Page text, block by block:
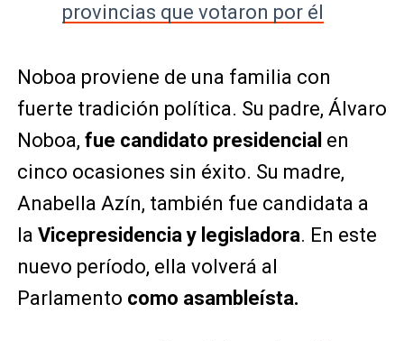
provincias que votaron por él
Noboa proviene de una familia con
fuerte tradición política. Su padre, Álvaro
Noboa, fue candidato presidencial en
cinco ocasiones sin éxito. Su madre,
Anabella Azín, también fue candidata a
la Vicepresidencia y legisladora. En este
nuevo período, ella volverá al
Parlamento como asambleísta.